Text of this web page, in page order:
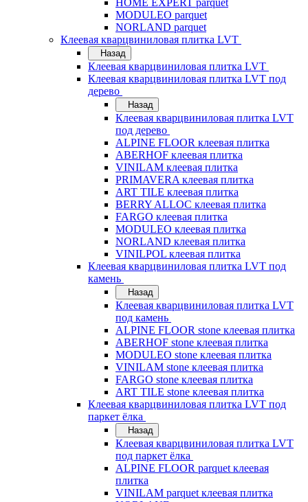
HOME EXPERT parquet
MODULEO parquet
NORLAND parquet
Клеевая кварцвиниловая плитка LVT
Назад
Клеевая кварцвиниловая плитка LVT
Клеевая кварцвиниловая плитка LVT под
дерево
Назад
Клеевая кварцвиниловая плитка LVT
под дерево
ALPINE FLOOR клеевая плитка
ABERHOF клеевая плитка
VINILAM клеевая плитка
PRIMAVERA клеевая плитка
ART TILE клеевая плитка
BERRY ALLOC клеевая плитка
FARGO клеевая плитка
MODULEO клеевая плитка
NORLAND клеевая плитка
VINILPOL клеевая плитка
Клеевая кварцвиниловая плитка LVT под
камень
Назад
Клеевая кварцвиниловая плитка LVT
под камень
ALPINE FLOOR stone клеевая плитка
ABERHOF stone клеевая плитка
MODULEO stone клеевая плитка
VINILAM stone клеевая плитка
FARGO stone клеевая плитка
ART TILE stone клеевая плитка
Клеевая кварцвиниловая плитка LVT под
паркет ёлка
Назад
Клеевая кварцвиниловая плитка LVT
под паркет ёлка
ALPINE FLOOR parquet клеевая
плитка
VINILAM parquet клеевая плитка